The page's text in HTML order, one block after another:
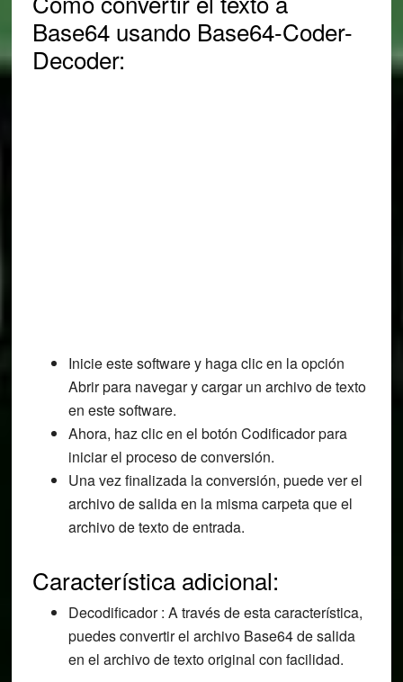
Base64 usando Base64-Coder-
Decoder:
Inicie este software y haga clic en la opción
Abrir para navegar y cargar un archivo de texto
en este software.
Ahora, haz clic en el botón Codificador para
iniciar el proceso de conversión.
Una vez finalizada la conversión, puede ver el
archivo de salida en la misma carpeta que el
archivo de texto de entrada.
Característica adicional:
Decodificador : A través de esta característica,
puedes convertir el archivo Base64 de salida
en el archivo de texto original con facilidad.